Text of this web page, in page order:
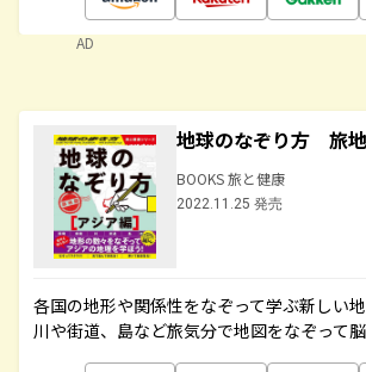
AD
地球のなぞり方 旅
BOOKS 旅と健康
2022.11.25 発売
各国の地形や関係性をなぞって学ぶ新しい地
川や街道、島など旅気分で地図をなぞって